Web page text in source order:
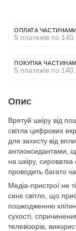
ОПЛАТА ЧАСТИНАМИ
5 платежів по
ПОКУПКА
5 платежів по
Опис
Врятуй шкіру від
світла цифрових
для захисту від
антиоксидантами,
на шкіру,
проводить багато
Медіа-пристрої не
синє світло, що
пошкодженню
сухості,
телевізорів,